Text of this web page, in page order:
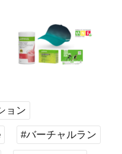
ョン
#バーチャルラン